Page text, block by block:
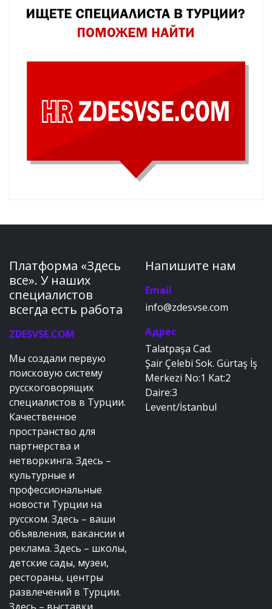
Платформа «Здесь
все». У наших
специалистов
всегда есть работа
ZDESVSE.COM
Мы создали первую
поисковую систему
русскоговорящих
специалистов в Турции.
Качественное
пространство для
партнерства и
нетворкинга. Здесь –
культурные и
профессиональные
новости Турции на
русском. Здесь – ваши
объявления, вакансии и
реклама. Здесь – школы,
детские сады, музеи,
рестораны, центры
развлечений в Турции.
Напишите нам
Email
info@zdesvse.com
Адрес
Talatpaşa Cad.
Şair Çelebi Sok. Gürtaş İş
Merkezi No:1 Kat:2
Daire:3
Levent/İstanbul